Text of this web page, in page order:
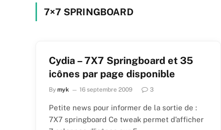
7×7 SPRINGBOARD
Cydia – 7X7 Springboard et 35
icônes par page disponible
By myk 16 septembre 2009 3
Petite news pour informer de la sortie de :
7X7 springboard Ce tweak permet d’afficher